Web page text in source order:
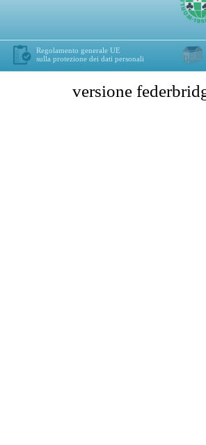
Regolamento generale UE
sulla protezione dei dati personali
versione